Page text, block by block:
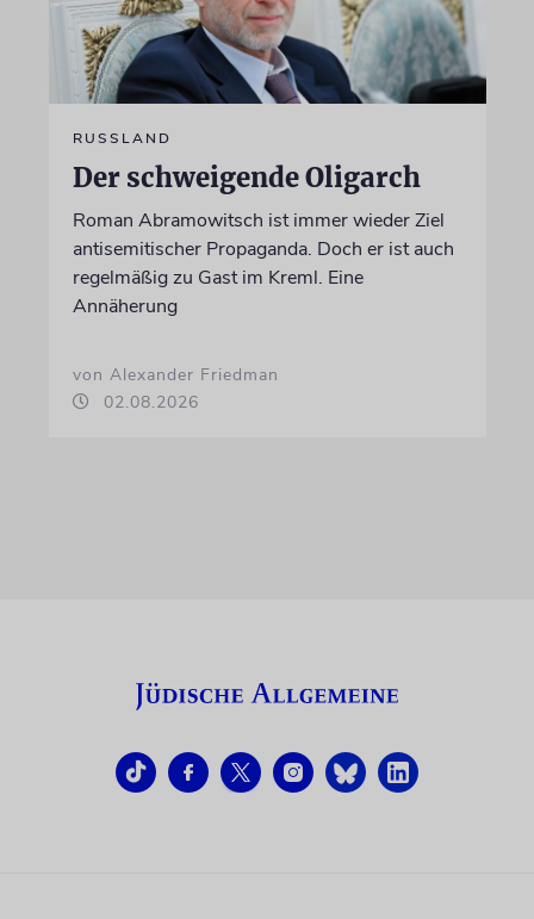
RUSSLAND
Der schweigende Oligarch
Roman Abramowitsch ist immer wieder Ziel
antisemitischer Propaganda. Doch er ist auch
regelmäßig zu Gast im Kreml. Eine
Annäherung
von Alexander Friedman
02.08.2026